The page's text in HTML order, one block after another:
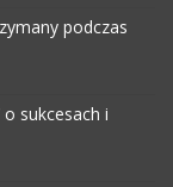
podczas
o sukcesach i